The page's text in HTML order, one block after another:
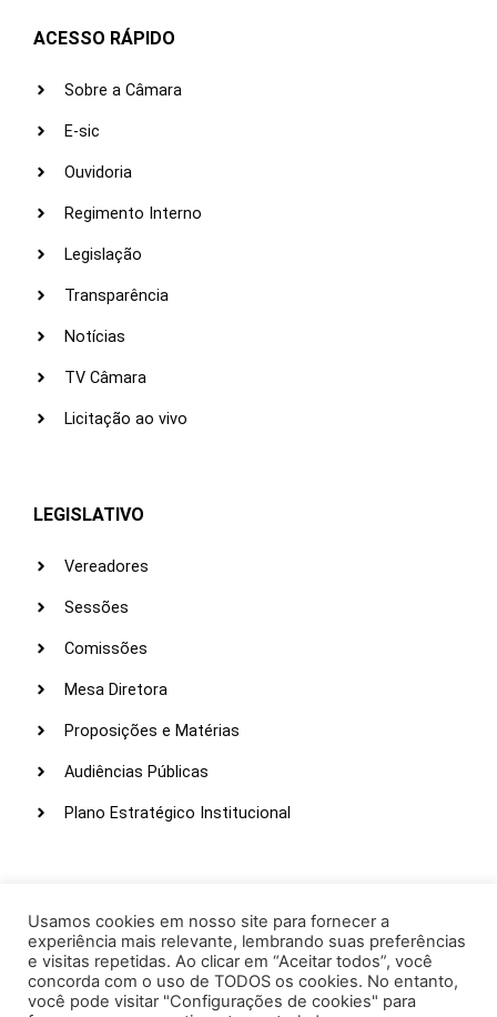
ACESSO RÁPIDO
Sobre a Câmara
E-sic
Ouvidoria
Regimento Interno
Legislação
Transparência
Notícias
TV Câmara
Licitação ao vivo
LEGISLATIVO
Vereadores
Sessões
Comissões
Mesa Diretora
Proposições e Matérias
Audiências Públicas
Plano Estratégico Institucional
Webmail
Intranet
Administração
Usamos cookies em nosso site para fornecer a
experiência mais relevante, lembrando suas preferências
e visitas repetidas. Ao clicar em “Aceitar todos”, você
concorda com o uso de TODOS os cookies. No entanto,
você pode visitar "Configurações de cookies" para